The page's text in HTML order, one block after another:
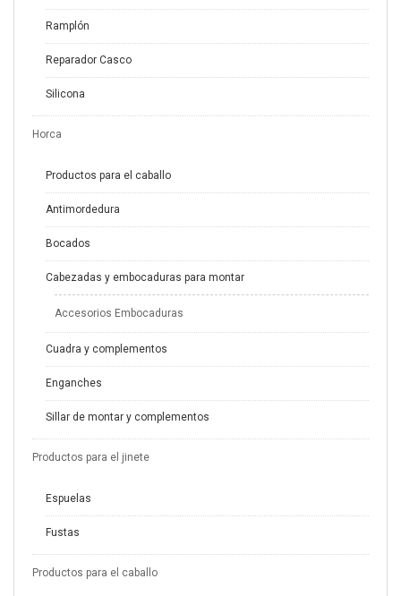
Ramplón
Reparador Casco
Silicona
Horca
Productos para el caballo
Antimordedura
Bocados
Cabezadas y embocaduras para montar
Accesorios Embocaduras
Cuadra y complementos
Enganches
Sillar de montar y complementos
Productos para el jinete
Espuelas
Fustas
Productos para el caballo